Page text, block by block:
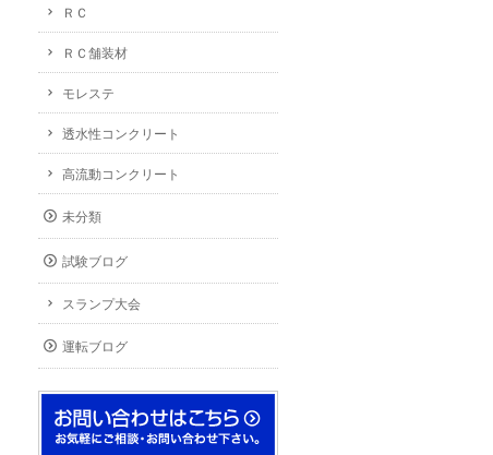
ＲＣ
ＲＣ舗装材
モレステ
透水性コンクリート
高流動コンクリート
未分類
試験ブログ
スランプ大会
運転ブログ